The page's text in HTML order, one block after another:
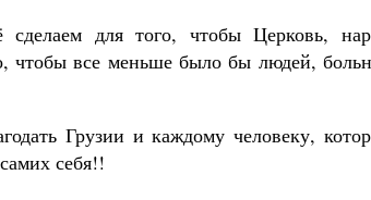
для того, чтобы Церковь,
чтобы все меньше было бы людей,
Грузии и каждому человеку,
себя!!